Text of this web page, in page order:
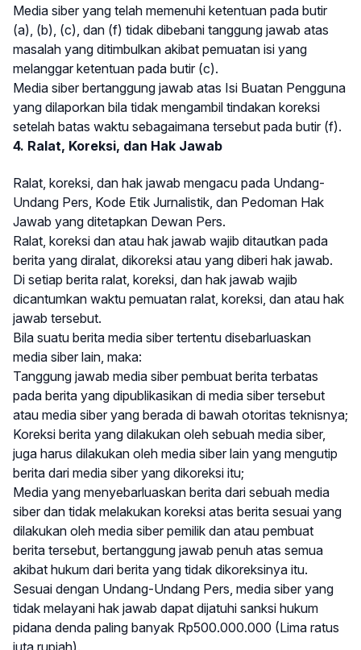
Media siber yang telah memenuhi ketentuan pada butir
(a), (b), (c), dan (f) tidak dibebani tanggung jawab atas
masalah yang ditimbulkan akibat pemuatan isi yang
melanggar ketentuan pada butir (c).
Media siber bertanggung jawab atas Isi Buatan Pengguna
yang dilaporkan bila tidak mengambil tindakan koreksi
setelah batas waktu sebagaimana tersebut pada butir (f).
4. Ralat, Koreksi, dan Hak Jawab
Ralat, koreksi, dan hak jawab mengacu pada Undang-
Undang Pers, Kode Etik Jurnalistik, dan Pedoman Hak
Jawab yang ditetapkan Dewan Pers.
Ralat, koreksi dan atau hak jawab wajib ditautkan pada
berita yang diralat, dikoreksi atau yang diberi hak jawab.
Di setiap berita ralat, koreksi, dan hak jawab wajib
dicantumkan waktu pemuatan ralat, koreksi, dan atau hak
jawab tersebut.
Bila suatu berita media siber tertentu disebarluaskan
media siber lain, maka:
Tanggung jawab media siber pembuat berita terbatas
pada berita yang dipublikasikan di media siber tersebut
atau media siber yang berada di bawah otoritas teknisnya;
Koreksi berita yang dilakukan oleh sebuah media siber,
juga harus dilakukan oleh media siber lain yang mengutip
berita dari media siber yang dikoreksi itu;
Media yang menyebarluaskan berita dari sebuah media
siber dan tidak melakukan koreksi atas berita sesuai yang
dilakukan oleh media siber pemilik dan atau pembuat
berita tersebut, bertanggung jawab penuh atas semua
akibat hukum dari berita yang tidak dikoreksinya itu.
Sesuai dengan Undang-Undang Pers, media siber yang
tidak melayani hak jawab dapat dijatuhi sanksi hukum
pidana denda paling banyak Rp500.000.000 (Lima ratus